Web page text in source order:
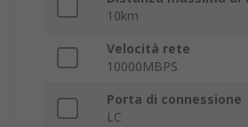
10km
Velocità rete
10000MBPS
Porta di connessione
LC